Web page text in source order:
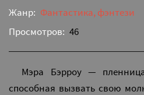
Жанр: Фантастика, фэнтези
Просмотров: 46
Мэра Бэрроу —
способная вызвать свою